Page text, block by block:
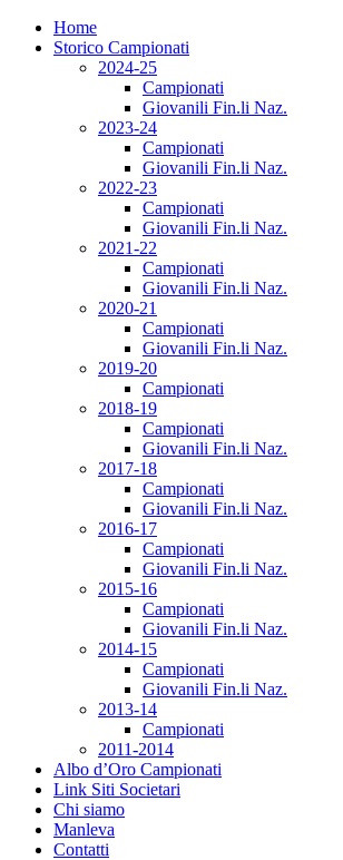
Home
Storico Campionati
2024-25
Campionati
Giovanili Fin.li Naz.
2023-24
Campionati
Giovanili Fin.li Naz.
2022-23
Campionati
Giovanili Fin.li Naz.
2021-22
Campionati
Giovanili Fin.li Naz.
2020-21
Campionati
Giovanili Fin.li Naz.
2019-20
Campionati
2018-19
Campionati
Giovanili Fin.li Naz.
2017-18
Campionati
Giovanili Fin.li Naz.
2016-17
Campionati
Giovanili Fin.li Naz.
2015-16
Campionati
Giovanili Fin.li Naz.
2014-15
Campionati
Giovanili Fin.li Naz.
2013-14
Campionati
2011-2014
Albo d’Oro Campionati
Link Siti Societari
Chi siamo
Manleva
Contatti